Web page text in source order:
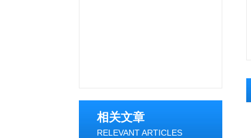
相关文章
RELEVANT ARTICLES